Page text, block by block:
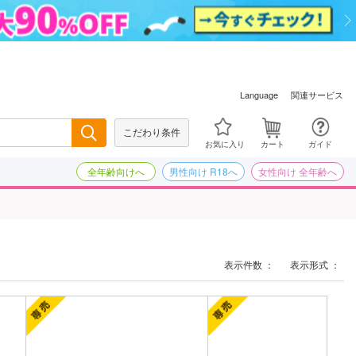
Language 関連サービス
こだわり条件
お気に入り カート ガイド
全年齢向けへ 男性向け R18へ 女性向け 全年齢へ
表示形式 ：
表示件数 ：